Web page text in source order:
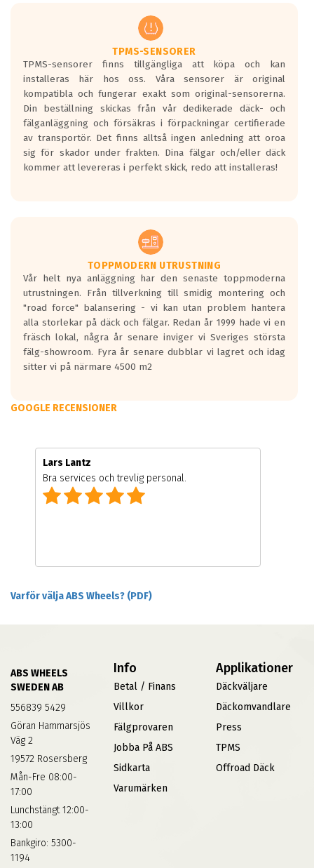
regelverket som introduceras år 2016.
Ett däck med två svarta vågor är redan
godkända för år 2016 nya regelverk.
Ett däck med en svart våg kommer vara
minst tre decibel tystare än det
regelverk som börjar gälla 2016.
TPMS-SENSORER
TPMS-sensorer finns tillgängliga att köpa och kan
installeras här hos oss. Våra sensorer är original
kompatibla och fungerar exakt som original-sensorerna.
Din beställning skickas från vår dedikerade däck- och
fälganläggning och försäkras i förpackningar certifierade
av transportör. Det finns alltså ingen anledning att oroa
sig för skador under frakten. Dina fälgar och/eller däck
kommer att levereras i perfekt skick, redo att installeras!
TOPPMODERN UTRUSTNING
Vår helt nya anläggning har den senaste toppmoderna
utrustningen. Från tillverkning till smidig montering och
"road force" balansering - vi kan utan problem hantera
alla storlekar på däck och fälgar. Redan år 1999 hade vi en
fräsch lokal, några år senare inviger vi Sveriges största
fälg-showroom. Fyra år senare dubblar vi lagret och idag
sitter vi på närmare 4500 m2
GOOGLE RECENSIONER
Lars Lantz
Bra services och trevlig personal.
Varför välja ABS Wheels? (PDF)
ABS WHEELS
SWEDEN AB
556839 5429
Göran Hammarsjös
Väg 2
19572 Rosersberg
Mån-Fre 08:00-
17:00
Lunchstängt 12:00-
13:00
Bankgiro: 5300-
1194
Info
Betal / Finans
Villkor
Fälgprovaren
Jobba På ABS
Sidkarta
Varumärken
Applikationer
Däckväljare
Däckomvandlare
Press
TPMS
Offroad Däck